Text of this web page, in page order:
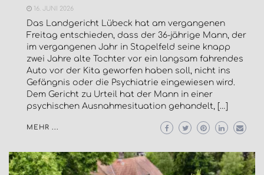
16. JUNI 2026
Das Landgericht Lübeck hat am vergangenen
Freitag entschieden, dass der 36-jährige Mann, der
im vergangenen Jahr in Stapelfeld seine knapp
zwei Jahre alte Tochter vor ein langsam fahrendes
Auto vor der Kita geworfen haben soll, nicht ins
Gefängnis oder die Psychiatrie eingewiesen wird.
Dem Gericht zu Urteil hat der Mann in einer
psychischen Ausnahmesituation gehandelt, […]
MEHR ...